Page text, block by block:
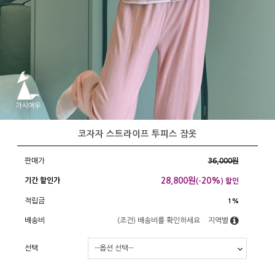
코자자 스트라이프 투피스 잠옷
판매가 36,000원
기간 할인가 28,800원(-20%) 할인
적립금 1%
배송비 (조건) 배송비를 확인하세요 지역별
선택